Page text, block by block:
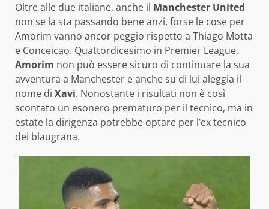
Oltre alle due italiane, anche il Manchester United
non se la sta passando bene anzi, forse le cose per
Amorim vanno ancor peggio rispetto a Thiago Motta
e Conceicao. Quattordicesimo in Premier League,
Amorim non può essere sicuro di continuare la sua
avventura a Manchester e anche su di lui aleggia il
nome di Xavi. Nonostante i risultati non è così
scontato un esonero prematuro per il tecnico, ma in
estate la dirigenza potrebbe optare per l’ex tecnico
dei blaugrana.